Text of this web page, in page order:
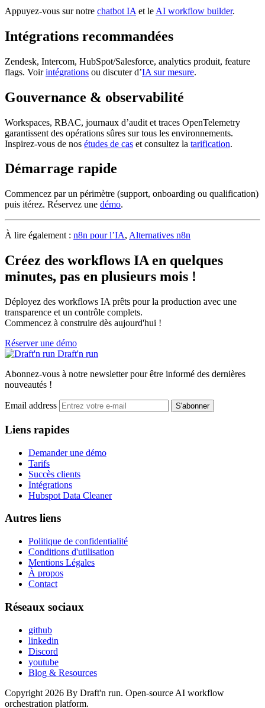
Appuyez-vous sur notre chatbot IA et le AI workflow builder.
Intégrations recommandées
Zendesk, Intercom, HubSpot/Salesforce, analytics produit, feature
flags. Voirintégrations ou discuter d’IA sur mesure.
Gouvernance & observabilité
Workspaces, RBAC, journaux d’audit et traces OpenTelemetry
garantissent des opérations sûres sur tous les environnements.
Inspirez-vous de nos études de cas et consultez la tarification.
Démarrage rapide
Commencez par un périmètre (support, onboarding ou qualification)
puis itérez. Réservez une démo.
À lire également : n8n pour l’IA, Alternatives n8n
Créez des workflows IA en quelques
minutes, pas en plusieurs mois !
Déployez des workflows IA prêts pour la production avec une
transparence et un contrôle complets.
Commencez à construire dès aujourd'hui !
Réserver une démo
Draft'n run
Abonnez-vous à notre newsletter pour être informé des dernières
nouveautés !
Email address S'abonner
Liens rapides
Demander une démo
Tarifs
Succès clients
Intégrations
Hubspot Data Cleaner
Autres liens
Politique de confidentialité
Conditions d'utilisation
Mentions Légales
À propos
Contact
Réseaux sociaux
github
linkedin
Discord
youtube
Blog & Resources
Copyright 2026 By Draft'n run. Open-source AI workflow
orchestration platform.